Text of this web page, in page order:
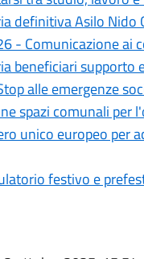
definitiva Asilo
- Comunicazione
beneficiari
alle emergenze
spazi comunali
unico europeo per
festivo e